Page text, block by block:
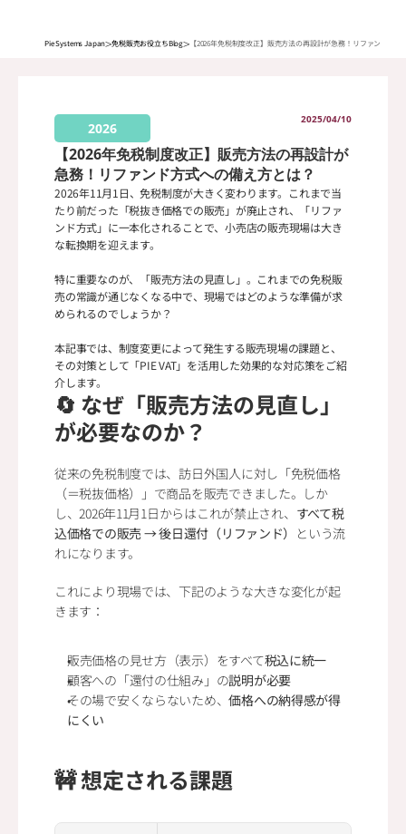
Pie Systems Japan>免税販売お役立ちBlog>【2026年免税制度改正】販売方法の再設計が急務！リファンド方式
2026
2025/04/10
【2026年免税制度改正】販売方法の再設計が
急務！リファンド方式への備え方とは？
2026年11月1日、免税制度が大きく変わります。これまで当
たり前だった「税抜き価格での販売」が廃止され、「リファ
ンド方式」に一本化されることで、小売店の販売現場は大き
な転換期を迎えます。
特に重要なのが、「販売方法の見直し」。これまでの免税販
売の常識が通じなくなる中で、現場ではどのような準備が求
められるのでしょうか？
本記事では、制度変更によって発生する販売現場の課題と、
その対策として「PIE VAT」を活用した効果的な対応策をご紹
介します。
🔄 なぜ「販売方法の見直し」
が必要なのか？
従来の免税制度では、訪日外国人に対し「免税価格
（＝税抜価格）」で商品を販売できました。しか
し、2026年11月1日からはこれが禁止され、 すべて税
込価格での販売 → 後日還付（リファンド） という流
れになります。
これにより現場では、下記のような大きな変化が起
きます：
販売価格の見せ方（表示）をすべて税込に統一
顧客への「還付の仕組み」の説明が必要
その場で安くならないため、価格への納得感が得
にくい
🚧 想定される課題